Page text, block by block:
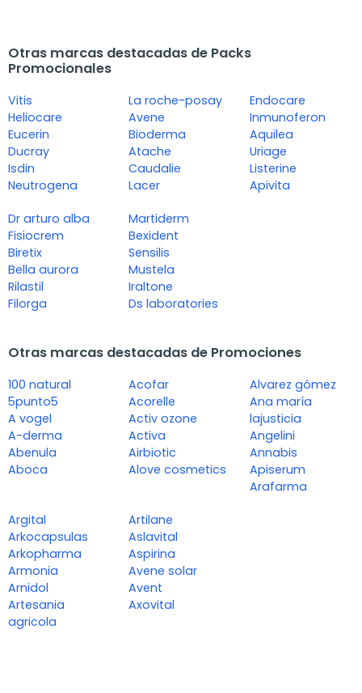
Otras marcas destacadas de Packs
Promocionales
Vitis
Heliocare
Eucerin
Ducray
Isdin
Neutrogena
La roche-posay
Avene
Bioderma
Atache
Caudalie
Lacer
Endocare
Inmunoferon
Aquilea
Uriage
Listerine
Apivita
Dr arturo alba
Fisiocrem
Biretix
Bella aurora
Rilastil
Filorga
Martiderm
Bexident
Sensilis
Mustela
Iraltone
Ds laboratories
Otras marcas destacadas de Promociones
100 natural
5punto5
A vogel
A-derma
Abenula
Aboca
Acofar
Acorelle
Activ ozone
Activa
Airbiotic
Alove cosmetics
Alvarez gómez
Ana maría
lajusticia
Angelini
Annabis
Apiserum
Arafarma
Argital
Arkocapsulas
Arkopharma
Armonia
Arnidol
Artesania
agricola
Artilane
Aslavital
Aspirina
Avene solar
Avent
Axovital